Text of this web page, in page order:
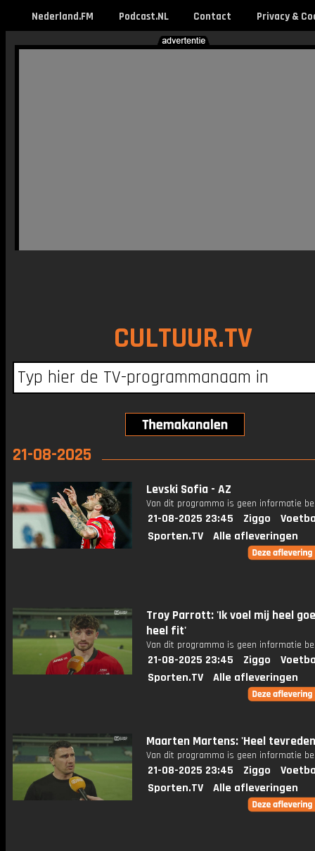
Nederland.FM Podcast.NL Contact Privacy &
CULTUUR.TV
21-08-2025
Levski Sofia - AZ
Van dit programma is geen informatie
21-08-2025 23:45 Ziggo
Sporten.TV
Alle afleveringen
Troy Parrott: 'Ik voel mij heel
heel fit'
Van dit programma is geen informatie
21-08-2025 23:45 Ziggo
Sporten.TV
Alle afleveringen
Maarten Martens: 'Heel
Van dit programma is geen informatie
21-08-2025 23:45 Ziggo
Sporten.TV
Alle afleveringen